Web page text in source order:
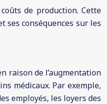
de production. Cette
conséquences sur les
raison de l’augmentation
médicaux. Par exemple,
employés, les loyers des